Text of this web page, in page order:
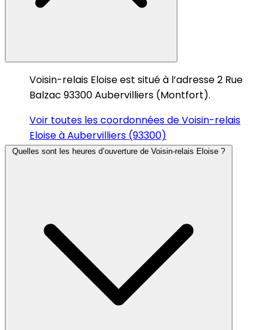
Voisin-relais Eloise est situé à l’adresse 2 Rue
Balzac 93300 Aubervilliers (Montfort).
Voir toutes les coordonnées de Voisin-relais
Eloise à Aubervilliers (93300)
Quelles sont les heures d’ouverture de Voisin-relais Eloise ?